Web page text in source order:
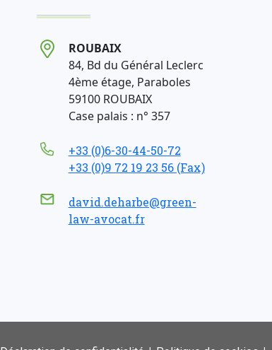
ROUBAIX
84, Bd du Général Leclerc
4ème étage, Paraboles
59100 ROUBAIX
Case palais : n° 357
+33 (0)6-30-44-50-72
+33 (0)9 72 19 23 56 (Fax)
david.deharbe@green-
law-avocat.fr